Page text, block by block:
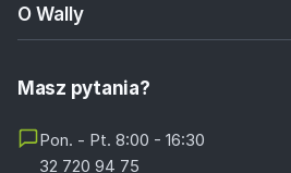
O Wally
Masz pytania?
Pon. - Pt. 8:00 - 16:30
32 720 94 75